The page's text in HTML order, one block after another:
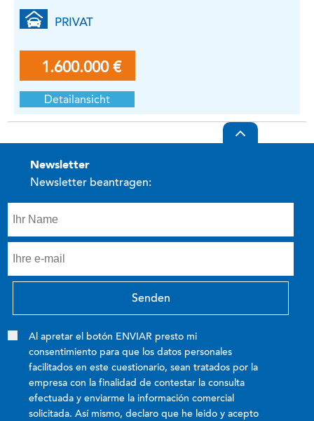
PRIVAT
1.600.000 €
Detailansicht
newsletter
Newsletter beantragen:
Al apretar el botón ENVIAR presto mi
consentimiento para que los datos personales
facilitados en este cuestionario, sean tratados por la
empresa con la finalidad de contestar la consulta
efectuada y enviarme la información comercial
solicitada. Así mismo, declaro que he leido y acepto